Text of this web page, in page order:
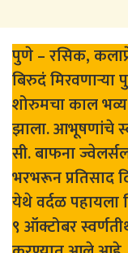
पुणे – रसिक,
बिरुदं मिरवणाऱ्या
शोरुमचा काल
झाला. आभूषणांचे
सी. बाफना
भरभरून प्रतिसाद
येथे वर्दळ पहायला
९ ऑक्टोबर